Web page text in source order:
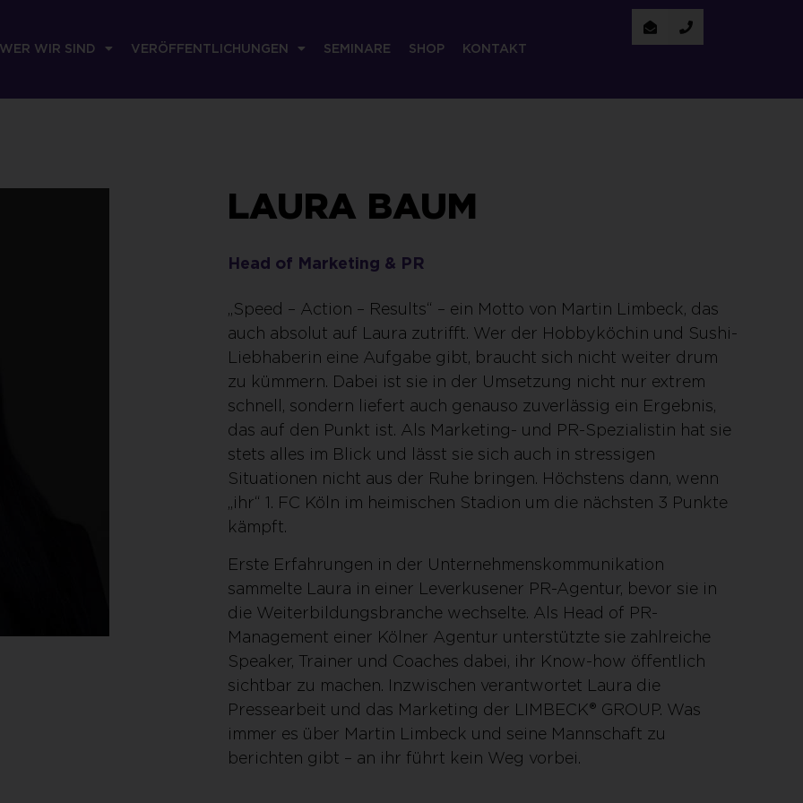
WER WIR SIND VERÖFFENTLICHUNGEN SEMINARE SHOP KONTAKT
LAURA BAUM
Head of Marketing & PR
„Speed – Action – Results“ – ein Motto von Martin Limbeck, das
auch absolut auf Laura zutrifft. Wer der Hobbyköchin und Sushi-
Liebhaberin eine Aufgabe gibt, braucht sich nicht weiter drum
zu kümmern. Dabei ist sie in der Umsetzung nicht nur extrem
schnell, sondern liefert auch genauso zuverlässig ein Ergebnis,
das auf den Punkt ist. Als Marketing- und PR-Spezialistin hat sie
stets alles im Blick und lässt sie sich auch in stressigen
Situationen nicht aus der Ruhe bringen. Höchstens dann, wenn
„ihr“ 1. FC Köln im heimischen Stadion um die nächsten 3 Punkte
kämpft.
Erste Erfahrungen in der Unternehmenskommunikation
sammelte Laura in einer Leverkusener PR-Agentur, bevor sie in
die Weiterbildungsbranche wechselte. Als Head of PR-
Management einer Kölner Agentur unterstützte sie zahlreiche
Speaker, Trainer und Coaches dabei, ihr Know-how öffentlich
sichtbar zu machen. Inzwischen verantwortet Laura die
Pressearbeit und das Marketing der LIMBECK® GROUP. Was
immer es über Martin Limbeck und seine Mannschaft zu
berichten gibt – an ihr führt kein Weg vorbei.